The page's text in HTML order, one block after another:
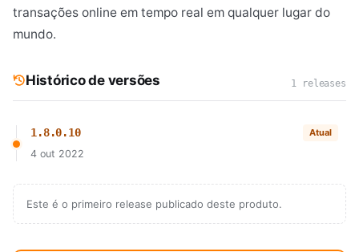
transações online em tempo real em qualquer lugar do
mundo.
Histórico de versões 1 releases
1.8.0.10 Atual
4 out 2022
Este é o primeiro release publicado deste produto.